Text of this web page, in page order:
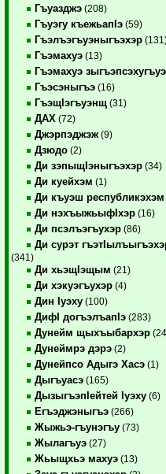
Гъуазджэ (208)
Гъуэгу къежьапIэ (59)
Гъэлъэгъуэныгъэхэр
Гъэмахуэ (13)
Гъэмахуэ зыгъэпсэхугъуэ
Гъэсэныгъэ (16)
ГъэщIэгъуэнщ (31)
ДАХ (72)
Джэрпэджэж (9)
Дзюдо (2)
Ди зэпыщIэныгъэхэр (34)
Ди куейхэм (1)
Ди къуэш республикэхэм
Ди нэхъыжьыфIхэр (16)
Ди псэлъэгъухэр (86)
Ди сурэт
(341)
Ди хьэщIэщым (21)
Ди хэкуэгъухэр (4)
Дин Iуэху (100)
ДифI догъэлъапIэ (283)
Дунейм щыхъыбархэр
Дунеймрэ дэрэ (2)
Дунейпсо Адыгэ Хасэ (1)
Дыгъуасэ (165)
ДызыгъэпIейтей Iуэху (6)
Егъэджэныгъэ (266)
Жыжьэ-гъунэгъу (73)
Жылагъуэ (27)
Жьыщхьэ махуэ (13)